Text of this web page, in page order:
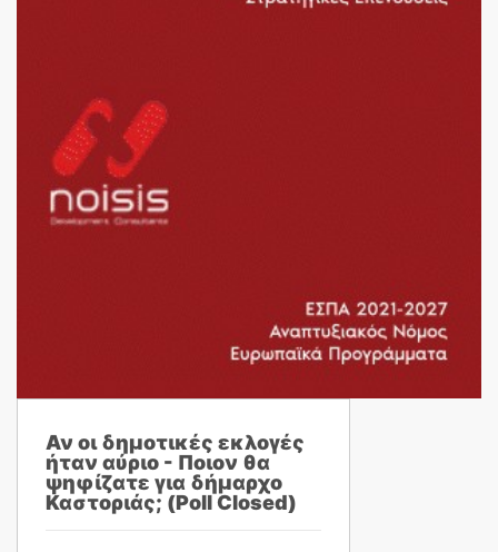
Αν οι δημοτικές εκλογές
ήταν αύριο - Ποιον θα
ψηφίζατε για δήμαρχο
Καστοριάς; (Poll Closed)